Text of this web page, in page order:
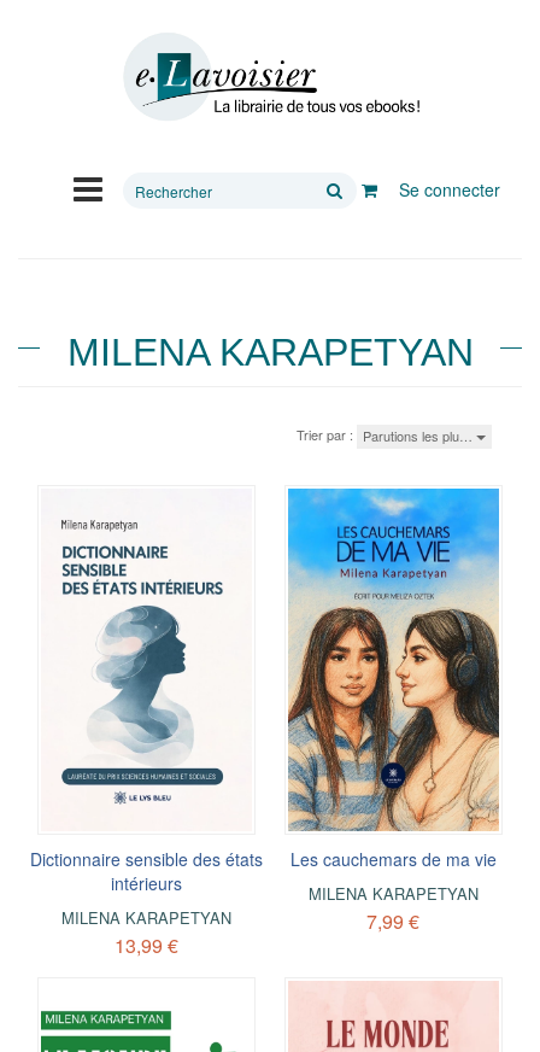
Rechercher
Se connecter
MILENA KARAPETYAN
Trier par : Parutions les plu…
Dictionnaire sensible des états
intérieurs
MILENA KARAPETYAN
13,99 €
Les cauchemars de ma vie
MILENA KARAPETYAN
7,99 €